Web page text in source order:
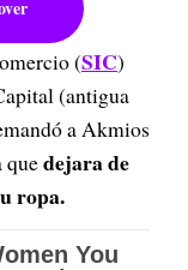
(SIC)
(antigua
a Akmios
quedejara de
ropa.